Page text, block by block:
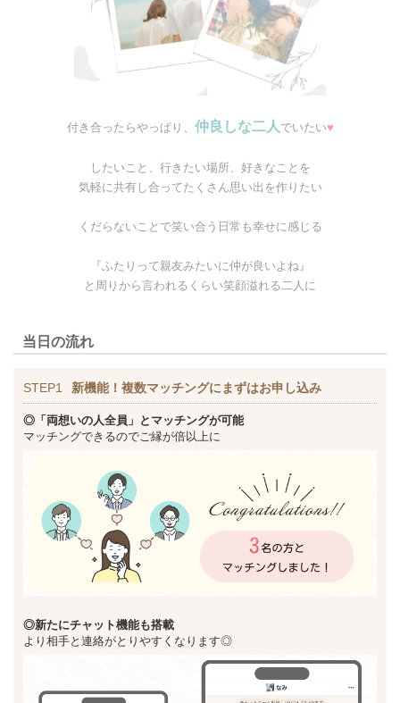
付き合ったらやっぱり、 仲良しな二人 でいたい♥
したいこと、行きたい場所、好きなことを
気軽に共有し合ってたくさん思い出を作りたい
くだらないことで笑い合う日常も幸せに感じる
『ふたりって親友みたいに仲が良いよね』
と周りから言われるくらい笑顔溢れる二人に
当日の流れ
STEP1 新機能！複数マッチングにまずはお申し込み
◎「両想いの人全員」とマッチングが可能
マッチングできるのでご縁が倍以上に
◎新たにチャット機能も搭載
より相手と連絡がとりやすくなります◎